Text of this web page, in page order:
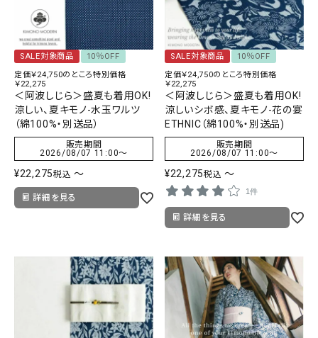
SALE対象商品
10％OFF
定価￥24,750のところ特別価格
￥22,275
＜阿波しじら＞盛夏も着用OK!
涼しい、夏キモノ-水玉ワルツ
（綿100%・別送品）
販売期間
2026/08/07 11:00〜
¥22,275税込 〜
詳細を見る
SALE対象商品
10％OFF
定価￥24,750のところ特別価格
￥22,275
＜阿波しじら＞盛夏も着用OK!
涼しいシボ感、夏キモノ-花の宴
ETHNIC（綿100%・別送品)
販売期間
2026/08/07 11:00〜
¥22,275税込 〜
1件
詳細を見る